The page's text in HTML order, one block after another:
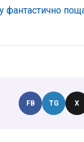
фантастично
FB TG X